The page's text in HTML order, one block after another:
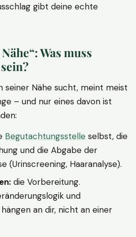
gibt deine echte
Was muss
seiner Nähe sucht, meint meist
– und nur eines davon ist
Begutachtungsstelle selbst, die
und die Abgabe der
(Urinscreening, Haaranalyse).
die Vorbereitung.
und
an dir, nicht an einer